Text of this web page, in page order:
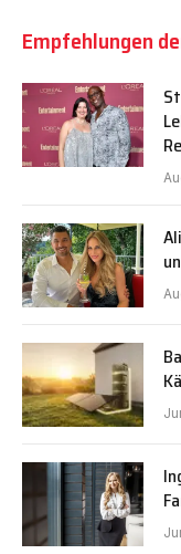
Empfehlungen